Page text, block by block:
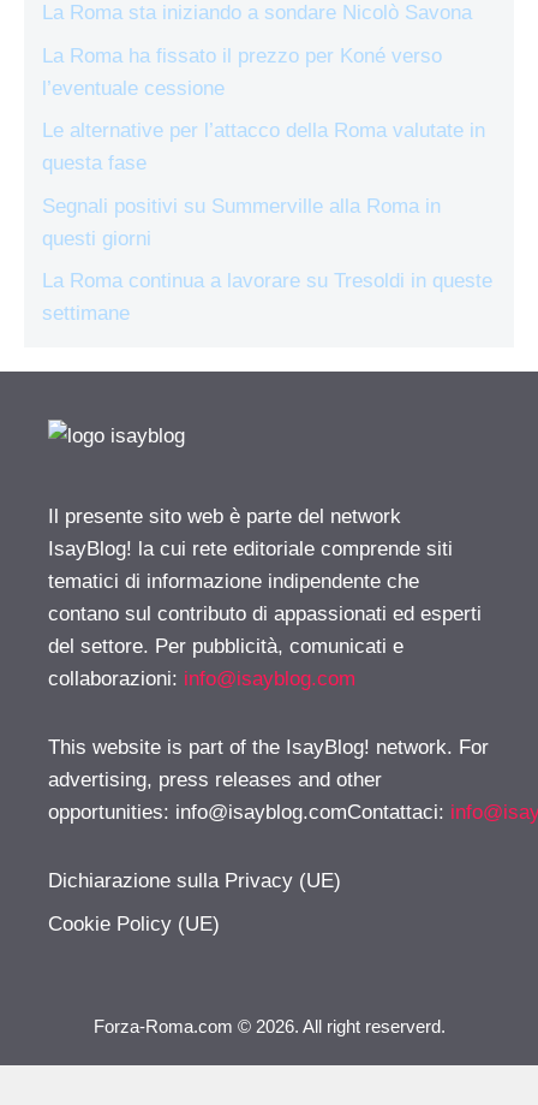
La Roma sta iniziando a sondare Nicolò Savona
La Roma ha fissato il prezzo per Koné verso
l’eventuale cessione
Le alternative per l’attacco della Roma valutate in
questa fase
Segnali positivi su Summerville alla Roma in
questi giorni
La Roma continua a lavorare su Tresoldi in queste
settimane
Il presente sito web è parte del network
IsayBlog! la cui rete editoriale comprende siti
tematici di informazione indipendente che
contano sul contributo di appassionati ed esperti
del settore. Per pubblicità, comunicati e
collaborazioni: info@isayblog.com
This website is part of the IsayBlog! network. For
advertising, press releases and other
opportunities: info@isayblog.comContattaci:
Dichiarazione sulla Privacy (UE)
Cookie Policy (UE)
Forza-Roma.com © 2026. All right reserverd.